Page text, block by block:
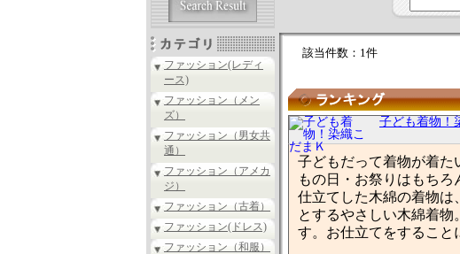
ファッション(レディ
ース)
ファッション（メン
ズ）
ファッション（男女共
通）
ファッション（アメカ
ジ）
ファッション（古着）
ファッション(ドレス)
ファッション（和服）
該当件数：1件
子ども着物！
子どもだって着物が着た
もの日・お祭りはもち
仕立てした木綿の着物は
とするやさしい木綿着
す。お仕立てをするこ